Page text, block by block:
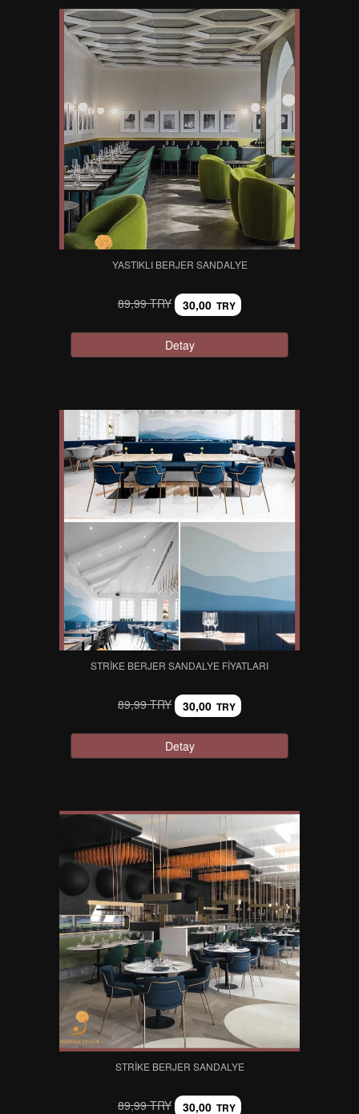
YASTIKLI BERJER SANDALYE
89,99 TRY 30,00 TRY
Detay
STRIKE BERJER SANDALYE FIYATLARI
89,99 TRY 30,00 TRY
Detay
STRIKE BERJER SANDALYE
89,99 TRY 30,00 TRY